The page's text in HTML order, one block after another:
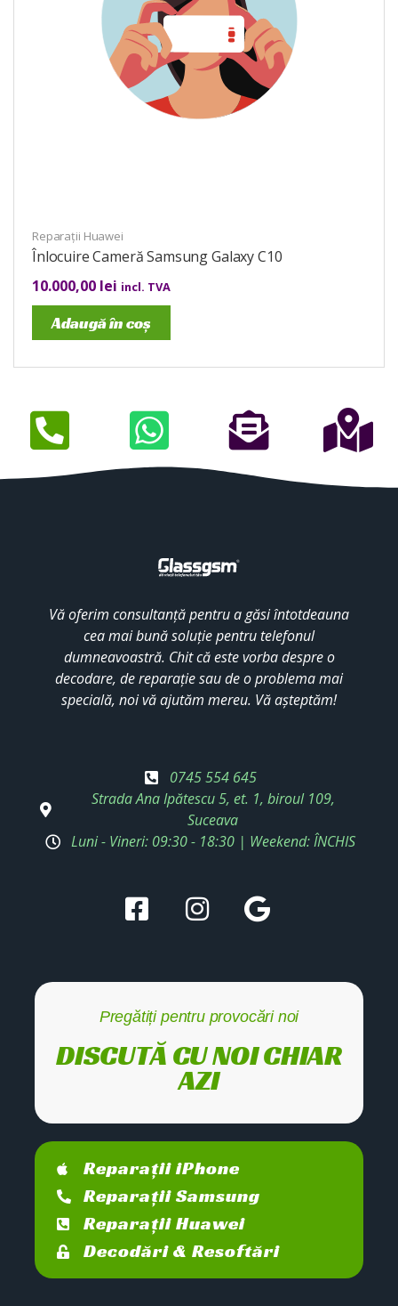
Reparații Huawei
Înlocuire Cameră Samsung Galaxy C10
10.000,00 lei incl. TVA
Adaugă în coș
Vă oferim consultanță pentru a găsi întotdeauna
cea mai bună soluție pentru telefonul
dumneavoastră. Chit că este vorba despre o
decodare, de reparație sau de o problema mai
specială, noi vă ajutăm mereu. Vă așteptăm!
0745 554 645
Strada Ana Ipătescu 5, et. 1, biroul 109,
Suceava
Luni - Vineri: 09:30 - 18:30 | Weekend: ÎNCHIS
Pregătiți pentru provocări noi
DISCUTĂ CU NOI CHIAR
AZI
Reparații iPhone
Reparații Samsung
Reparații Huawei
Decodări & Resoftări